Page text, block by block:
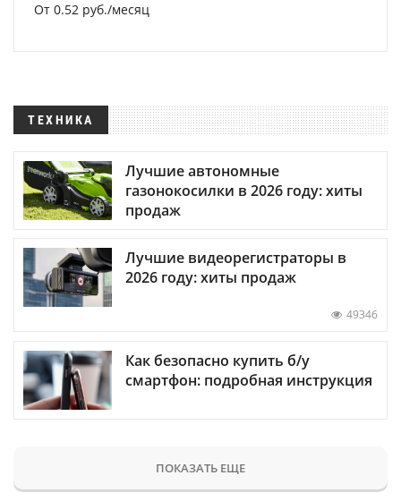
От 0.52 руб./месяц
ТЕХНИКА
Лучшие автономные
газонокосилки в 2026 году: хиты
продаж
Лучшие видеорегистраторы в
2026 году: хиты продаж
49346
Как безопасно купить б/у
смартфон: подробная инструкция
ПОКАЗАТЬ ЕЩЕ